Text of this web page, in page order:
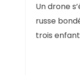
Un drone
russe
trois